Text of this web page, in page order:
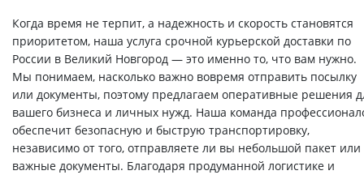
Когда время не терпит, а надежность и скорость становятся
приоритетом, наша услуга срочной курьерской доставки по
России в Великий Новгород — это именно то, что вам нужно.
Мы понимаем, насколько важно вовремя отправить посылку
или документы, поэтому предлагаем оперативные решения
вашего бизнеса и личных нужд. Наша команда
обеспечит безопасную и быструю транспортировку,
независимо от того, отправляете ли вы небольшой пакет или
важные документы. Благодаря продуманной логистике и